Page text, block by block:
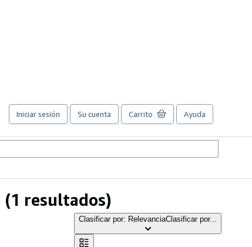
Iniciar sesión Su cuenta Carrito Ayuda
(1 resultados)
Clasificar por: RelevanciaClasificar por...